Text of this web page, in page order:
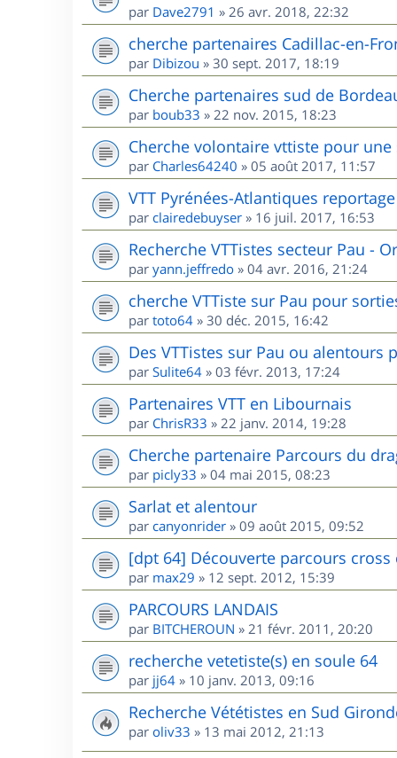
par Dave2791 » 26 avr. 2018, 22:32
cherche partenaires Cadillac-en-
par Dibizou » 30 sept. 2017, 18:19
Cherche partenaires sud de
par boub33 » 22 nov. 2015, 18:23
Cherche volontaire vttiste pour
par Charles64240 » 05 août 2017, 11:57
VTT Pyrénées-Atlantiques
par clairedebuyser » 16 juil. 2017, 16:53
Recherche VTTistes secteur Pau -
par yann.jeffredo » 04 avr. 2016, 21:24
cherche VTTiste sur Pau pour
par toto64 » 30 déc. 2015, 16:42
Des VTTistes sur Pau ou alentours
par Sulite64 » 03 févr. 2013, 17:24
Partenaires VTT en Libournais
par ChrisR33 » 22 janv. 2014, 19:28
Cherche partenaire Parcours du
par picly33 » 04 mai 2015, 08:23
Sarlat et alentour
par canyonrider » 09 août 2015, 09:52
[dpt 64] Découverte parcours cross
par max29 » 12 sept. 2012, 15:39
PARCOURS LANDAIS
par BITCHEROUN » 21 févr. 2011, 20:20
recherche vetetiste(s) en soule 64
par jj64 » 10 janv. 2013, 09:16
Recherche Vététistes en Sud
par oliv33 » 13 mai 2012, 21:13